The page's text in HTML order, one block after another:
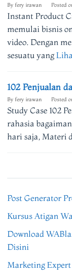
By fery irawan Posted
Instant Product
memulai bisnis
video. Dengan
sesuatu yang
102 Penjualan
By fery irawan Posted
Study Case 102
rahasia
hari saja, Materi
Post Generator
Kursus Atigan
Download
Disini
Marketing